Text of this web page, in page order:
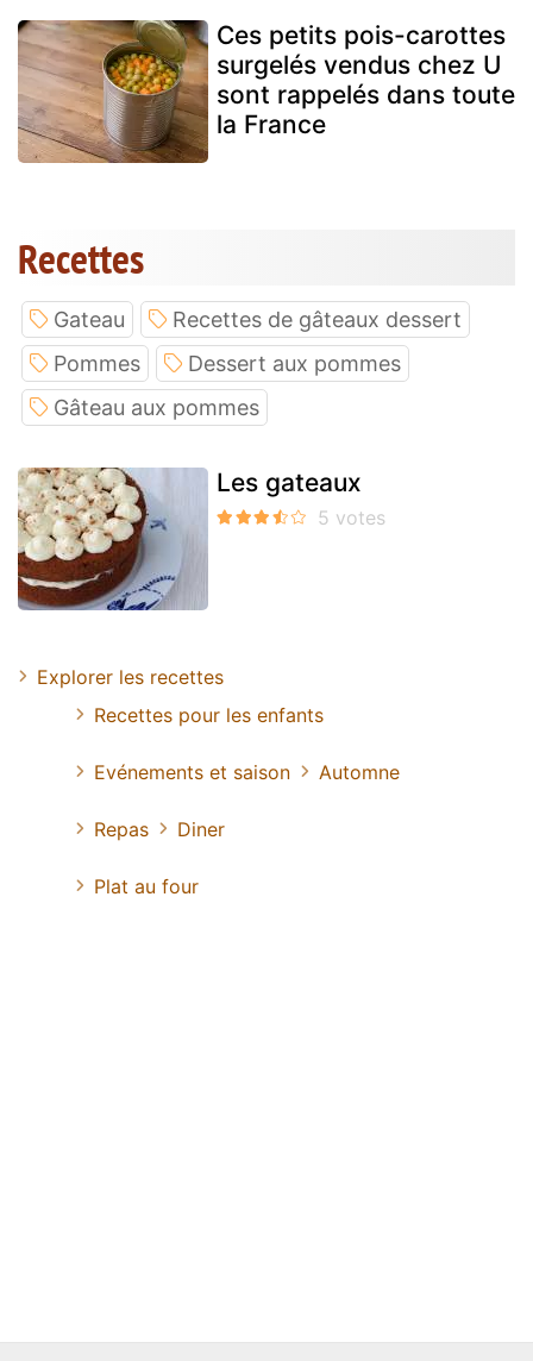
Ces petits pois-carottes
surgelés vendus chez U
sont rappelés dans toute
la France
Recettes
Gateau
Recettes de gâteaux dessert
Pommes
Dessert aux pommes
Gâteau aux pommes
Les gateaux
Explorer les recettes
Recettes pour les enfants
Evénements et saison Automne
Repas Diner
Plat au four